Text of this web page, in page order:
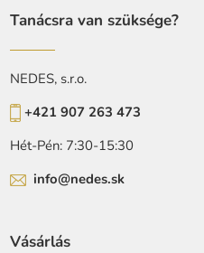
Tanácsra van szüksége?
NEDES, s.r.o.
+421 907 263 473
Hét-Pén: 7:30-15:30
info@nedes.sk
Vásárlás